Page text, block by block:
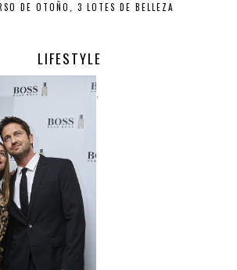
DE OTOÑO, 3 LOTES DE BELLEZA
LIFESTYLE
.